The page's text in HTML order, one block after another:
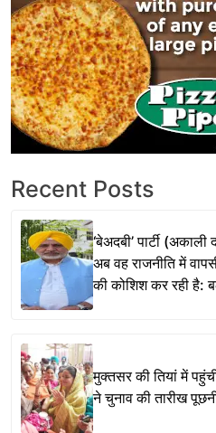
Recent Posts
‘बेअदबी’ पार्टी
अब वह राजनीति में
की कोशिश कर रही है:
मुक्तसर की तियां में
ने चुनाव की तारीख